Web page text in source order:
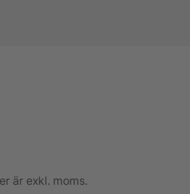
är exkl. moms.